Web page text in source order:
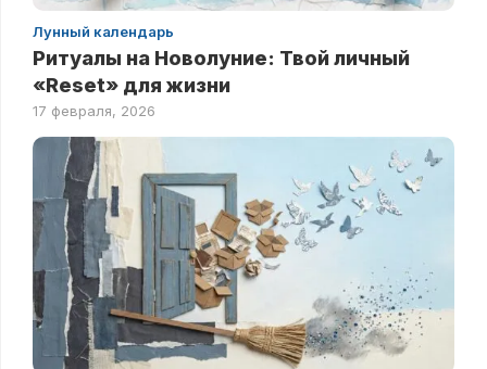
Лунный календарь
Ритуалы на Новолуние: Твой личный
«Reset» для жизни
17 февраля, 2026